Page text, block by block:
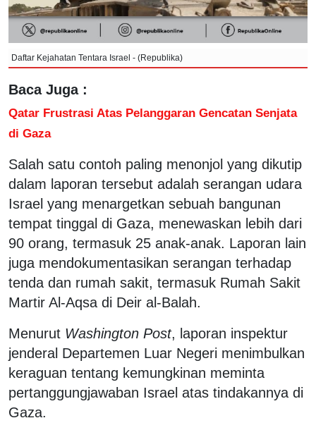
Daftar Kejahatan Tentara Israel - (Republika)
Baca Juga :
Qatar Frustrasi Atas Pelanggaran Gencatan Senjata
di Gaza
Salah satu contoh paling menonjol yang dikutip
dalam laporan tersebut adalah serangan udara
Israel yang menargetkan sebuah bangunan
tempat tinggal di Gaza, menewaskan lebih dari
90 orang, termasuk 25 anak-anak. Laporan lain
juga mendokumentasikan serangan terhadap
tenda dan rumah sakit, termasuk Rumah Sakit
Martir Al-Aqsa di Deir al-Balah.
Menurut Washington Post, laporan inspektur
jenderal Departemen Luar Negeri menimbulkan
keraguan tentang kemungkinan meminta
pertanggungjawaban Israel atas tindakannya di
Gaza.